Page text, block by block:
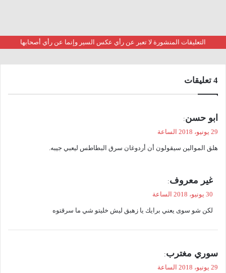
التعليقات المنشورة لا تعبر عن رأي عكس السير وإنما عن رأي أصحابها
‫4 تعليقات
ي
ل
ابو حسن:
29 يونيو، 2018 الساعة
هلق الموالين سيقولون أن أردوغان سرق البطاطس ليعبي جيبه.
ي
ل
غير معروف:
30 يونيو، 2018 الساعة
لكن شو سوى يعني برايك يا زهبق ليش خليتو شي ما سرقتوه
يسوري مغترب:
29 يونيو، 2018 الساعة